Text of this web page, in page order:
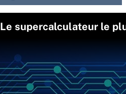
Le supercalculateur le